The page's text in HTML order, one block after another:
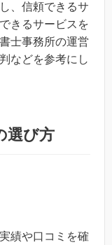
、信頼できるサ
きるサービスを
士事務所の運営
などを参考にし
選び方
績や口コミを確